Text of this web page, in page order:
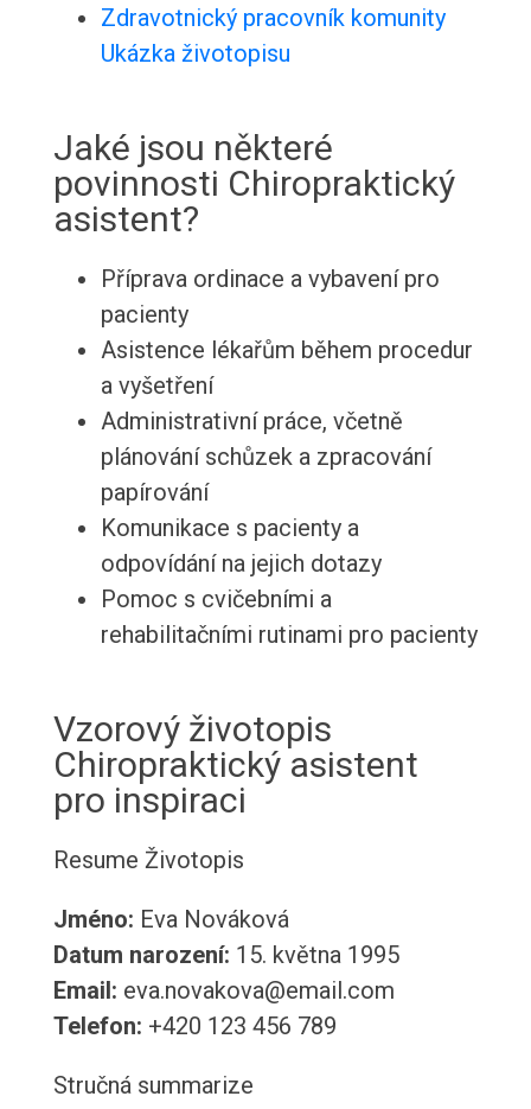
Zdravotnický pracovník komunity
Ukázka životopisu
Jaké jsou některé
povinnosti Chiropraktický
asistent?
Příprava ordinace a vybavení pro
pacienty
Asistence lékařům během procedur
a vyšetření
Administrativní práce, včetně
plánování schůzek a zpracování
papírování
Komunikace s pacienty a
odpovídání na jejich dotazy
Pomoc s cvičebními a
rehabilitačními rutinami pro pacienty
Vzorový životopis
Chiropraktický asistent
pro inspiraci
Resume Životopis
Jméno: Eva Nováková
Datum narození: 15. května 1995
Email: eva.novakova@email.com
Telefon: +420 123 456 789
Stručná summarize